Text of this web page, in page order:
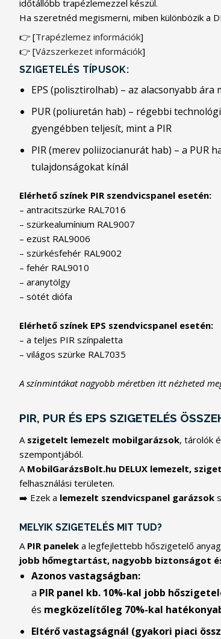
időtállóbb trapézlemezzel készül.
Ha szeretnéd megismerni, miben különbözik a
👉 [Trapézlemez információk]
👉 [Vázszerkezet információk]
SZIGETELÉS TÍPUSOK:
EPS (polisztirolhab) – az alacsonyabb
PUR (poliuretán hab) – régebbi
gyengébben teljesít, mint a PIR
PIR (merev poliizocianurát hab) – a
tulajdonságokat kínál
Elérhető színek PIR szendvicspanel esetén:
– antracitszürke RAL7016
– szürkealumínium RAL9007
– ezüst RAL9006
– szürkésfehér RAL9002
– fehér RAL9010
– aranytölgy
– sötét diófa
Elérhető színek EPS szendvicspanel esetén:
– a teljes PIR színpaletta
– világos szürke RAL7035
A színmintákat nagyobb méretben itt nézheted
PIR, PUR ÉS EPS SZIGETELÉS
A szigetelt lemezelt mobilgarázsok, tárolók
szempontjából.
A MobilGarázsBolt.hu DELUX lemezelt,
felhasználási területen.
➡️ Ezek a lemezelt szendvicspanel garázsok
MELYIK SZIGETELÉS MIT TUD?
A PIR panelek a legfejlettebb hőszigetelő
jobb hőmegtartást, nagyobb biztonságot
Azonos vastagságban:
a PIR panel kb. 10%-kal jobb
és megközelítőleg 70%-kal
Eltérő vastagságnál (gyakori piaci